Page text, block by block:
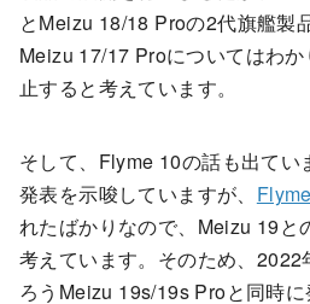
とMeizu 18/18 Proの2代旗艦製
Meizu 17/17 Proについてはわ
止すると考えています。
そして、Flyme 10の話も出てい
発表を示唆していますが、
れたばかりなので、Meizu 19と
考えています。そのため、
ろうMeizu 19s/19s Proと同時に